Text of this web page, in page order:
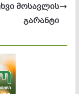
მოსავლის
გარანტი